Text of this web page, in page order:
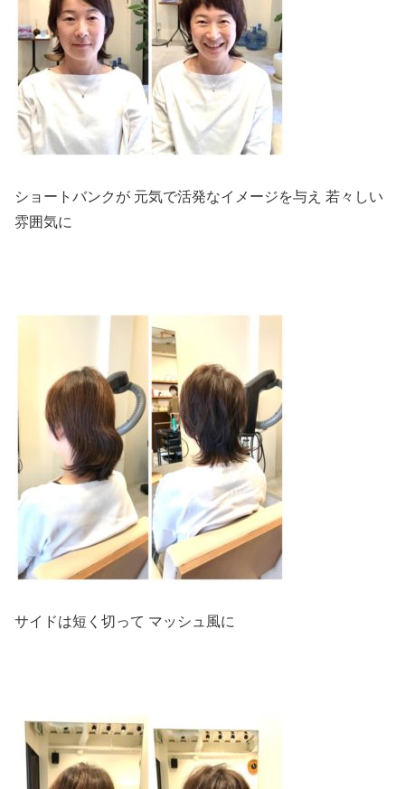
ショートバンクが 元気で活発なイメージを与え 若々しい
雰囲気に
サイドは短く切って マッシュ風に